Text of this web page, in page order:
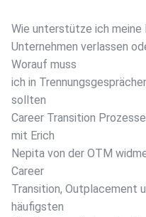
Wie unterstütze ich meine
Unternehmen verlassen
Worauf muss
ich in
sollten
Career Transition
mit Erich
Nepita von der OTM
Career
Transition, Outplacement
häufigsten